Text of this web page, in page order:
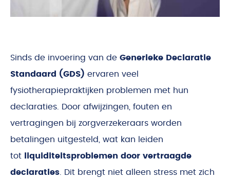
Sinds de invoering van de Generieke Declaratie
Standaard (GDS) ervaren veel
fysiotherapiepraktijken problemen met hun
declaraties. Door afwijzingen, fouten en
vertragingen bij zorgverzekeraars worden
betalingen uitgesteld, wat kan leiden
tot
liquiditeitsproblemen door vertraagde
declaraties . Dit brengt niet alleen stress met zich